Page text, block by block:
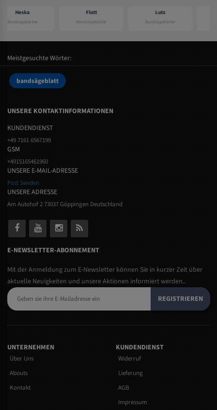
Bandsägeblätter Bandsägeblätter
Elektra beckum
Bandsägeblätter
Meistgesuchte Wörter:
bandsägeblatt
UNSERE KONTAKTINFORMATIONEN
KUNDENDIENST
+49 7161 6567199
GSM
+4915165461960
UNSERE E-MAIL-ADRESSE
Post Senden
UNSERE ADRESSE
Am Autohof 2 73037 Göppingen Deutschland
E-NEWSLETTER-ABONNEMENT
Mit der Anmeldung zum E-Newsletter können Sie in kurzer Zeit über
aktuelle Neuigkeiten und unsere Aktionen informiert werden..
REGISTRIEREN
UNTERNEHMEN
Über Uns
Abouts
Kontakt
KUNDENDIENST
Widerruf
Lieferung
AGB
Impressum